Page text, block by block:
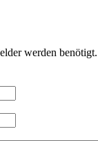
werden benötigt.